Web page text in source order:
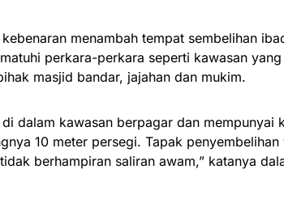
menambah tempat sembelihan
perkara-perkara seperti kawasan yang
masjid bandar, jajahan dan mukim.
dalam kawasan berpagar dan mempunyai
10 meter persegi. Tapak penyembelihan
berhampiran saliran awam,” katanya